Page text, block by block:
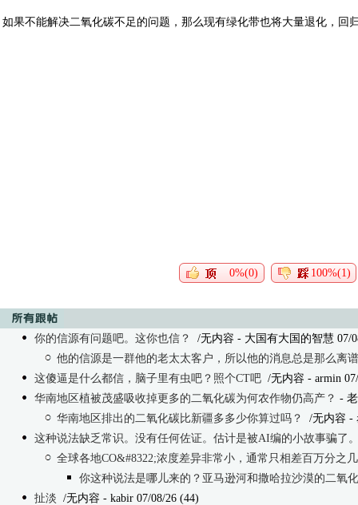
如果不能解决二氧化碳不足的问题，那么现有绿化带也将大量退化，回
0%(0) 100%(1)
你的信源有问题吧。这你也信？ /无内容 - 大国有大国的智慧 07/
他的信源是一群他的老太太客户，所以他的消息总是那么离谱
这傻逼是什么都信，脑子里有虫吧？照个CT吧 /无内容 - armin
华南地区植被茂盛吸收掉更多的二氧化碳为何农作物仍高产？ -
华南地区排出的二氧化碳比新疆多多少你算过吗？
/无内容 -
这种说法缺乏常识。没有任何佐证。估计是被AI编的小故事骗了
全球各地CO&#8322;浓度差异非常小，通常只相差百万分之几
你这种说法是哪儿来的？亚马逊河和撒哈拉沙漠的二氧
扯淡 /无内容 - kabir 07/08/26 (44)